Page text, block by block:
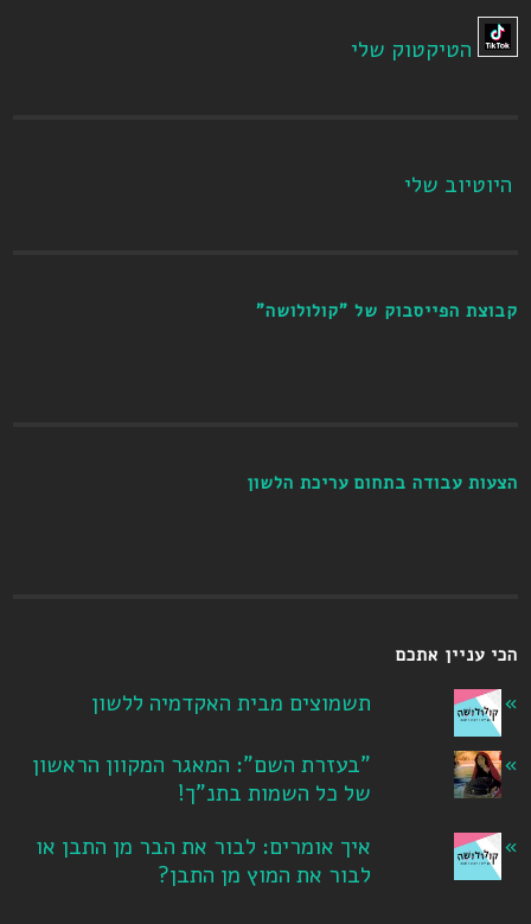
הטיקטוק שלי
היוטיוב שלי
קבוצת הפייסבוק של "קולולושה"
הצעות עבודה בתחום עריכת הלשון
הכי עניין אתכם
תשמוצים מבית האקדמיה ללשון
"בעזרת השם": המאגר המקוון הראשון
של כל השמות בתנ"ך!
איך אומרים: לבור את הבר מן התבן או
לבור את המוץ מן התבן?